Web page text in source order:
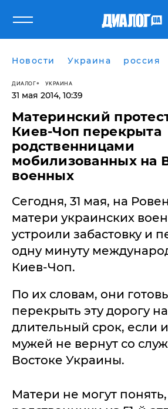
Новости Украина россия
ДИАЛОГ УКРАИНА
31 мая 2014, 10:39
Материнский
Киев-Чоп перекрыта
родственницами
мобилизованных на
военных
Сегодня, 31 мая, на
матери украинских
устроили забастовку и
одну минуту
Киев-Чоп.
По их словам, они
перекрыть эту дорогу
длительный срок, если
мужей не вернут со
Востоке Украины.
Матери не могут